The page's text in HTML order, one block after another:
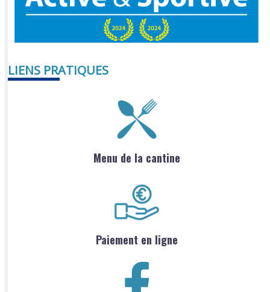
LIENS PRATIQUES
Menu de la cantine
Paiement en ligne